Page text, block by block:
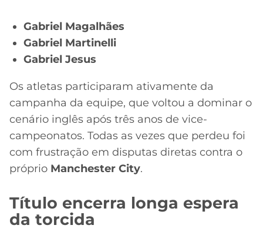
Gabriel Magalhães
Gabriel Martinelli
Gabriel Jesus
Os atletas participaram ativamente da
campanha da equipe, que voltou a dominar o
cenário inglês após três anos de vice-
campeonatos. Todas as vezes que perdeu foi
com frustração em disputas diretas contra o
próprio Manchester City.
Título encerra longa espera
da torcida